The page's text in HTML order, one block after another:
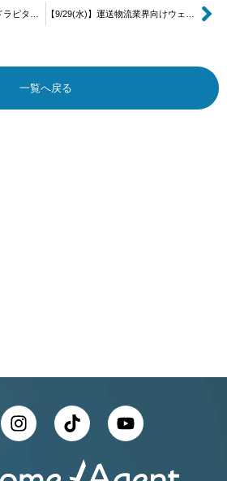
一覧へ戻る